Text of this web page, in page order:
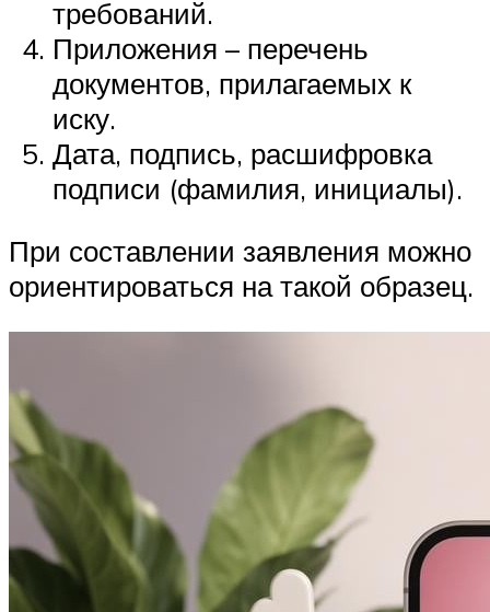
требований.
Приложения – перечень
документов, прилагаемых к
иску.
Дата, подпись, расшифровка
подписи (фамилия, инициалы).
При составлении заявления можно
ориентироваться на такой образец.